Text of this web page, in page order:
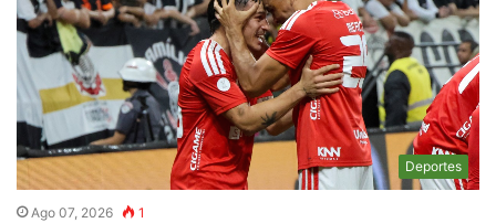
Deportes
Ago 07, 2026 1